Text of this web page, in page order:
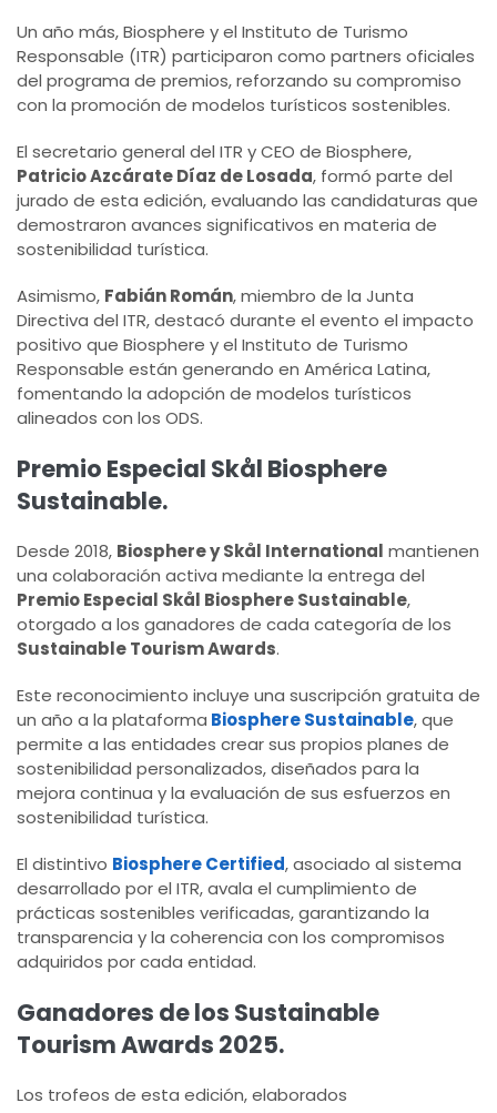
Un año más, Biosphere y el Instituto de Turismo
Responsable (ITR) participaron como partners oficiales
del programa de premios, reforzando su compromiso
con la promoción de modelos turísticos sostenibles.
El secretario general del ITR y CEO de Biosphere,
Patricio Azcárate Díaz de Losada, formó parte del
jurado de esta edición, evaluando las candidaturas que
demostraron avances significativos en materia de
sostenibilidad turística.
Asimismo, Fabián Román, miembro de la Junta
Directiva del ITR, destacó durante el evento el impacto
positivo que Biosphere y el Instituto de Turismo
Responsable están generando en América Latina,
fomentando la adopción de modelos turísticos
alineados con los ODS.
Premio Especial Skål Biosphere
Sustainable.
Desde 2018, Biosphere y Skål International mantienen
una colaboración activa mediante la entrega del
Premio Especial Skål Biosphere Sustainable,
otorgado a los ganadores de cada categoría de los
Sustainable Tourism Awards.
Este reconocimiento incluye una suscripción gratuita de
un año a la plataforma Biosphere Sustainable, que
permite a las entidades crear sus propios planes de
sostenibilidad personalizados, diseñados para la
mejora continua y la evaluación de sus esfuerzos en
sostenibilidad turística.
El distintivo Biosphere Certified, asociado al sistema
desarrollado por el ITR, avala el cumplimiento de
prácticas sostenibles verificadas, garantizando la
transparencia y la coherencia con los compromisos
adquiridos por cada entidad.
Ganadores de los Sustainable
Tourism Awards 2025.
Los trofeos de esta edición, elaborados